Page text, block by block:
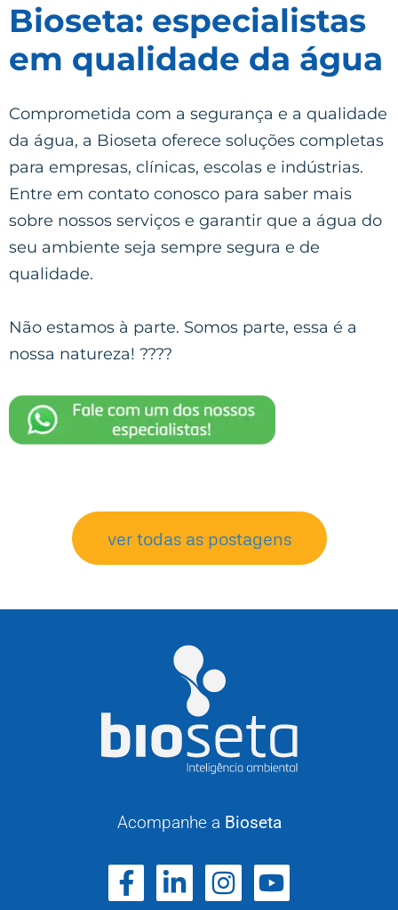
Bioseta: especialistas
em qualidade da água
Comprometida com a segurança e a qualidade
da água, a Bioseta oferece soluções completas
para empresas, clínicas, escolas e indústrias.
Entre em contato conosco para saber mais
sobre nossos serviços e garantir que a água do
seu ambiente seja sempre segura e de
qualidade.
Não estamos à parte. Somos parte, essa é a
nossa natureza! ????
ver todas as postagens
Acompanhe a Bioseta